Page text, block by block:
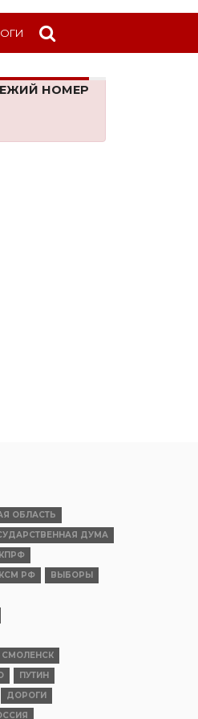
НОМЕР
ОБЛАСТЬ
ДУМА
РФ
ВЫБОРЫ
СМОЛЕНСК
ПУТИН
ДОРОГИ